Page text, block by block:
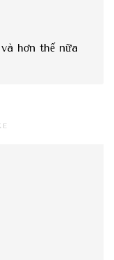
hơn thế nữa